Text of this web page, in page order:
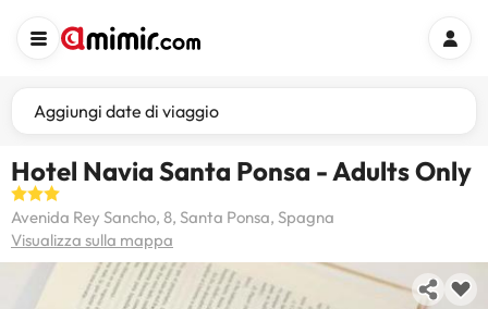
Aggiungi date di viaggio
Hotel Navia Santa Ponsa - Adults Only
Avenida Rey Sancho, 8, Santa Ponsa, Spagna
Visualizza sulla mappa